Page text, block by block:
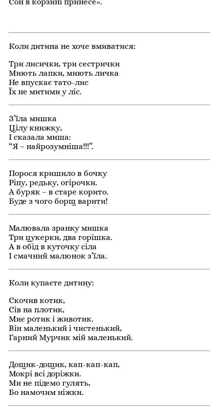
Сон в корзині принесе».
Коли дитина не хоче вмиватися:
Три лисички, три сестрички
Миють лапки, миють личка
Не впускає тато-лис
Їх не митими у ліс.
З’їла мишка
Цілу книжку,
І сказала миша:
“Я – найрозумніша!!!”.
Порося кришило в бочку
Ріпу, редьку, огірочки.
А буряк – в старе корито.
Буде з чого борщ варити!
Малювала зранку мишка
Три цукерки, два горішка.
А в обід в куточку сіла
І смачний малюнок з’їла.
Коли купаєте дитину:
Скочив котик,
Сів на плотик,
Миє ротик і животик.
Він маленький і чистенький,
Гарний Мурчик мій маленький.
Дощик-дощик, кап-кап-кап,
Мокрі всі доріжки.
Ми не підемо гулять,
Бо намочим ніжки.